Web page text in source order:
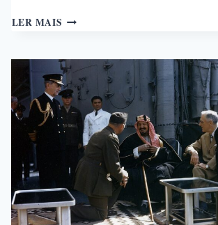
LER MAIS A
EUROPA
E
A
TESE
DO
“CHOQUE
CIVILIZAÇÕES”